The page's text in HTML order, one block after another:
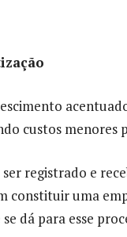
custos menores
registrado e
constituir uma
dá para esse